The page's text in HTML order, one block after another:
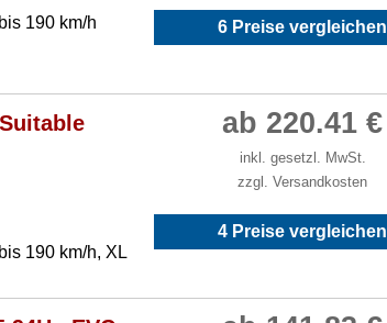
190 km/h
6 Preise vergleichen
190 km/h, XL
ab 220.41 €
inkl. gesetzl. MwSt.
zzgl. Versandkosten
4 Preise vergleichen